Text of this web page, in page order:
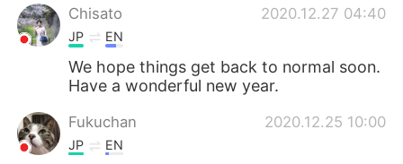
Chisato 2020.12.27 04:40
JP EN
We hope things get back to normal soon.
Have a wonderful new year.
Fukuchan 2020.12.25 10:00
JP EN